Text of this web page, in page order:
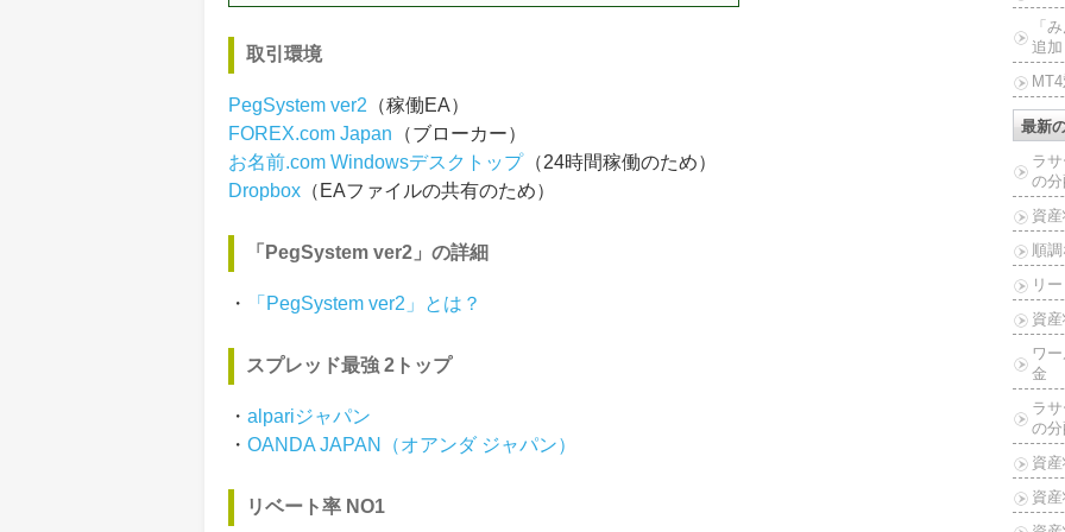
取引環境
PegSystem ver2 （稼働EA）
FOREX.com Japan
（ブローカー）
お名前.com Windowsデスクトップ （24時間稼働のため）
Dropbox （EAファイルの共有のため）
「PegSystem ver2」の詳細
・ 「PegSystem ver2」とは？
スプレッド最強 2トップ
・ alpariジャパン
・ OANDA JAPAN（オアンダ ジャパン）
リベート率 NO1
「
追加
最新
ラ
の
資
順
リ
資
ワ
金
ラ
の
資
資